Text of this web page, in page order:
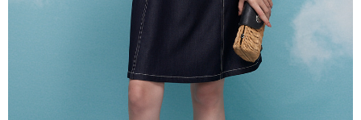
２．關於個人資料處理事宜，請瀏覽以下網址：
https://aftee.tw/terms/#terms3
３．未成年的使用者請事先徵得法定代理人或監護人之同意方可使用
「AFTEE先享後付」，若未經同意申辦者引起之損失，本公司不負相關責
４．使用「AFTEE先享後付」時，將依據個別帳號之用戶狀況，依本公司即
時審查核予不同之上限額度；若仍有額度不足之情形，本公司將視審查結果